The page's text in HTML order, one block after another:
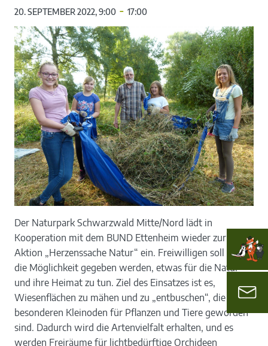
20. SEPTEMBER 2022, 9:00 - 17:00
Der Naturpark Schwarzwald Mitte/Nord lädt in
Kooperation mit dem BUND Ettenheim wieder zur
Aktion „Herzenssache Natur“ ein. Freiwilligen soll damit
die Möglichkeit gegeben werden, etwas für die Natur
und ihre Heimat zu tun. Ziel des Einsatzes ist es,
Wiesenflächen zu mähen und zu „entbuschen“, die zu
besonderen Kleinoden für Pflanzen und Tiere geworden
sind. Dadurch wird die Artenvielfalt erhalten, und es
werden Freiräume für lichtbedürftige Orchideen